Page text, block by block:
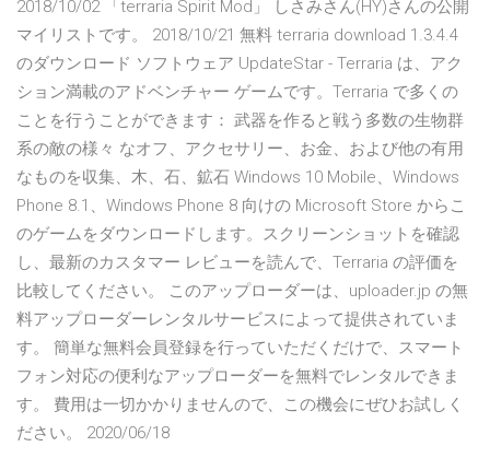
2018/10/02 「terraria Spirit Mod」 しさみさん(HY)さんの公開
マイリストです。 2018/10/21 無料 terraria download 1.3.4.4
のダウンロード ソフトウェア UpdateStar - Terraria は、アク
ション満載のアドベンチャー ゲームです。Terraria で多くの
ことを行うことができます： 武器を作ると戦う多数の生物群
系の敵の様々 なオフ、アクセサリー、お金、および他の有用
なものを収集、木、石、鉱石 Windows 10 Mobile、Windows
Phone 8.1、Windows Phone 8 向けの Microsoft Store からこ
のゲームをダウンロードします。スクリーンショットを確認
し、最新のカスタマー レビューを読んで、Terraria の評価を
比較してください。 このアップローダーは、uploader.jp の無
料アップローダーレンタルサービスによって提供されていま
す。 簡単な無料会員登録を行っていただくだけで、スマート
フォン対応の便利なアップローダーを無料でレンタルできま
す。 費用は一切かかりませんので、この機会にぜひお試しく
ださい。 2020/06/18